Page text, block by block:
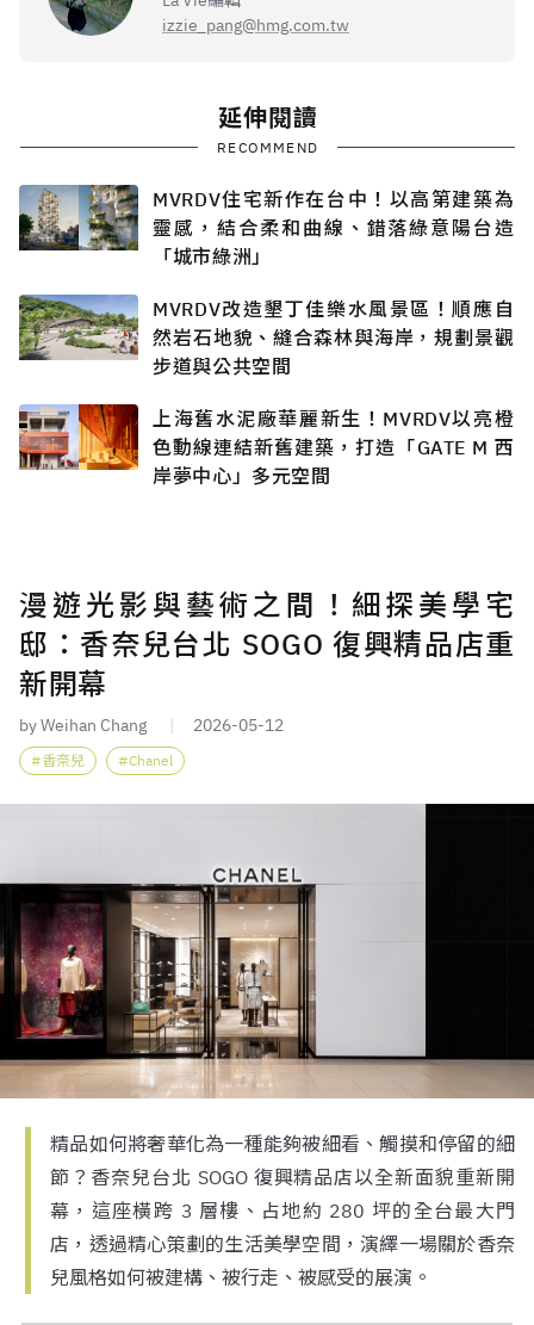
izzie_pang@hmg.com.tw
延伸閱讀
RECOMMEND
MVRDV住宅新作在台中！以高第建築為
靈感，結合柔和曲線、錯落綠意陽台造
「城市綠洲」
MVRDV改造墾丁佳樂水風景區！順應自
然岩石地貌、縫合森林與海岸，規劃景觀
步道與公共空間
上海舊水泥廠華麗新生！MVRDV以亮橙
色動線連結新舊建築，打造「GATE M 西
岸夢中心」多元空間
漫遊光影與藝術之間！細探美學宅
邸：香奈兒台北 SOGO 復興精品店重
新開幕
by Weihan Chang 2026-05-12
香奈兒 Chanel
精品如何將奢華化為一種能夠被細看、觸摸和停留的細
節？香奈兒台北 SOGO 復興精品店以全新面貌重新開
幕，這座橫跨 3 層樓、占地約 280 坪的全台最大門
店，透過精心策劃的生活美學空間，演繹一場關於香奈
兒風格如何被建構、被行走、被感受的展演。